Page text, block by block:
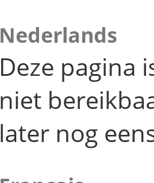
Nederlands
Deze pagina
niet
later nog